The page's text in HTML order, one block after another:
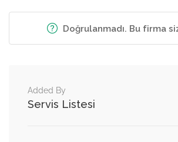
Doğrulanmadı. Bu firma
Added By
Servis Listesi